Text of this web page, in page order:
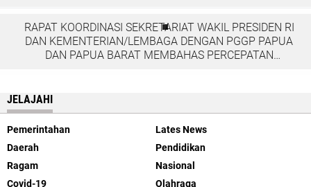
RAPAT KOORDINASI SEKRETARIAT WAKIL PRESIDEN RI
DAN KEMENTERIAN/LEMBAGA DENGAN PGGP PAPUA
DAN PAPUA BARAT MEMBAHAS PERCEPATAN
JELAJAHI
Pemerintahan
Lates News
Daerah
Pendidikan
Ragam
Nasional
Covid-19
Olahraga